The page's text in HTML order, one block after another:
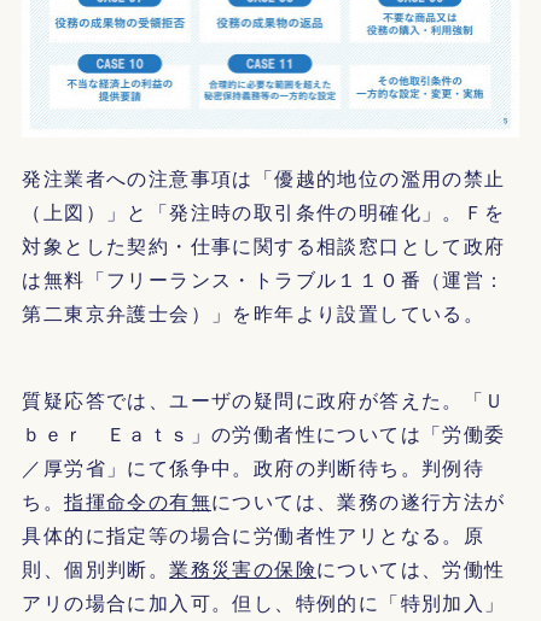
発注業者への注意事項は「優越的地位の濫用の禁止
（上図）」と「発注時の取引条件の明確化」。Ｆを
対象とした契約・仕事に関する相談窓口として政府
は無料「フリーランス・トラブル１１０番（運営：
第二東京弁護士会）」を昨年より設置している。
質疑応答では、ユーザの疑問に政府が答えた。「Ｕ
ｂｅｒ Ｅａｔｓ」の労働者性については「労働委
／厚労省」にて係争中。政府の判断待ち。判例待
ち。指揮命令の有無については、業務の遂行方法が
具体的に指定等の場合に労働者性アリとなる。原
則、個別判断。業務災害の保険については、労働性
アリの場合に加入可。但し、特例的に「特別加入」